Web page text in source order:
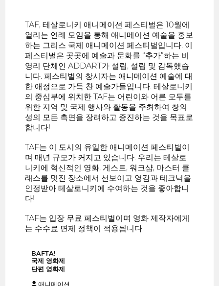
TAF, 테살로니키 애니메이션 페스티벌은 10월에
열리는 연례 모임을 통해 애니메이션 예술을 홍보
하는 그리스 국제 애니메이션 페스티벌입니다. 이
페스티벌은 곳곳에 예술과 문화를 “추가”하는 비
영리 단체인 ADDART가 설립, 설립 및 감독했습
니다. 페스티벌의 창시자는 애니메이션 예술에 대
한 애정으로 가득 찬 예술가들입니다. 테살로니키
의 중심부에 위치한 TAF는 어린이와 어른 모두를
위한 지역 및 국제 행사와 활동을 주최하여 창의
성의 모든 측면을 장려하고 증진하는 것을 목표로
합니다!
TAF는 이 도시의 유일한 애니메이션 페스티벌이
며 매년 규모가 커지고 있습니다. 우리는 테살로
니키에 혁신적인 영화, 게스트, 워크샵, 마스터 클
래스를 멋진 장소에서 선보이고 영감과 테크닉을
인정받아 테살로니키에 수여하는 것을 좋아합니
다!
TAF는 입장 무료 페스티벌이며 영화 제작자에게
는 수수료 면제 정책이 적용됩니다.
BAFTA!
국제 영화제
단편 영화제
애니메이션